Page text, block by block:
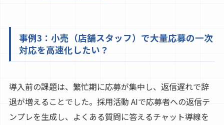
事例3：小売（店舗スタッフ）で大量応募の一次
対応を高速化したい？
導入前の課題は、繁忙期に応募が集中し、返信遅れで辞
退が増えることでした。採用活動 AIで応募者への返信テ
ンプレを生成し、よくある質問に答えるチャット導線を